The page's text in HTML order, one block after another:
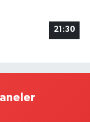
21:30